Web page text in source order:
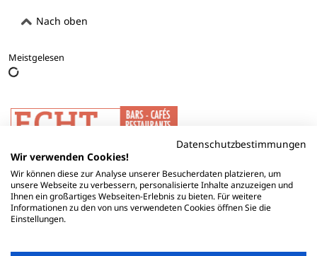
Nach oben
Meistgelesen
Datenschutzbestimmungen
Wir verwenden Cookies!
Wir können diese zur Analyse unserer Besucherdaten platzieren, um
unsere Webseite zu verbessern, personalisierte Inhalte anzuzeigen und
Ihnen ein großartiges Webseiten-Erlebnis zu bieten. Für weitere
Informationen zu den von uns verwendeten Cookies öffnen Sie die
Einstellungen.